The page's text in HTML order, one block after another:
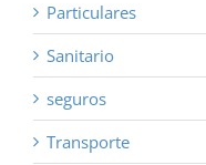
Particulares
Sanitario
seguros
Transporte